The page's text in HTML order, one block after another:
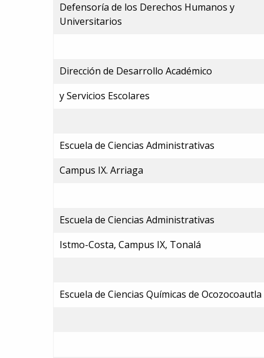
Defensoría de los Derechos Humanos y
Universitarios
Dirección de Desarrollo Académico
y Servicios Escolares
Escuela de Ciencias Administrativas
Campus IX. Arriaga
Escuela de Ciencias Administrativas
Istmo-Costa, Campus IX, Tonalá
Escuela de Ciencias Químicas de Ocozocoautla